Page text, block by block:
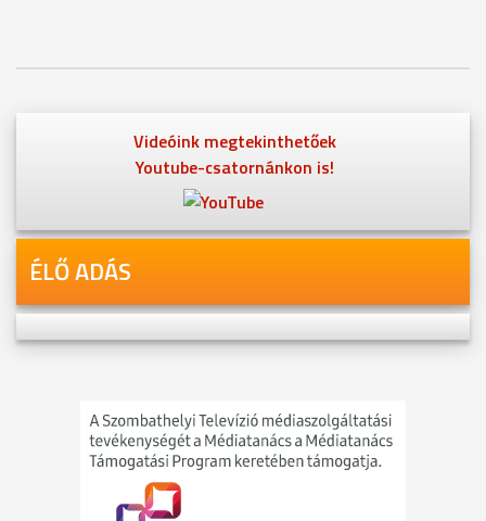
Videóink megtekinthetőek
Youtube-csatornánkon is!
ÉLŐ ADÁS